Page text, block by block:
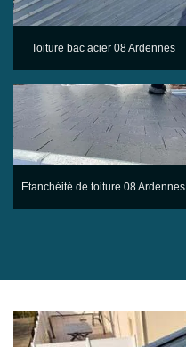
Toiture bac acier 08 Ardennes
Etanchéité de toiture 08 Ardennes